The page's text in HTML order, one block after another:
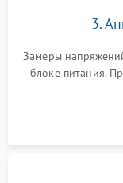
3.
Замеры
блоке питания.
помощью